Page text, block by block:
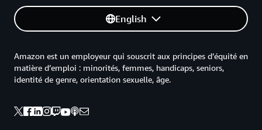
English
Amazon est un employeur qui souscrit aux principes d’équité en
matière d’emploi : minorités, femmes, handicaps, seniors,
identité de genre, orientation sexuelle, âge.